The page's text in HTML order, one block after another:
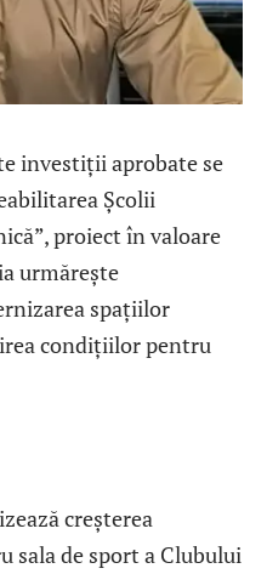
investiții aprobate se
Școlii
proiect în valoare
urmărește
spațiilor
condițiilor pentru
creșterea
sala de sport a Clubului